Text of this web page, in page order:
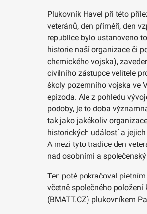
Plukovník Havel při této
veteránů, den příměří, den
republice bylo ustanoveno
historie naší organizace či
chemického vojska),
civilního zástupce velitele
školy pozemního vojska ve
epizoda. Ale z pohledu
podoby, je to doba
tak jako jakékoliv
historických událostí a
A mezi tyto tradice den
nad osobními a
Ten poté pokračoval
včetně společného položení
(BMATT.CZ) plukovníkem